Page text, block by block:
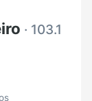
· 103.1